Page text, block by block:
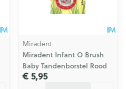
Miradent
Miradent Infant O Brush
Baby Tandenborstel Rood
€ 5,95